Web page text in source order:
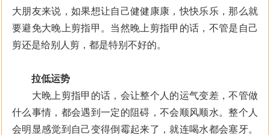
大朋友来说，如果想让自己健健康康，快快乐乐，那么就
要避免大晚上剪指甲。当然晚上剪指甲的话，不管是自己
剪还是给别人剪，都是特别不好的。
拉低运势
大晚上剪指甲的话，会让整个人的运气变差，不管做
什么事情，都会遇到一定的阻碍，不会顺风顺水。整个人
会明显感觉到自己变得倒霉起来了，就连喝水都会塞牙。